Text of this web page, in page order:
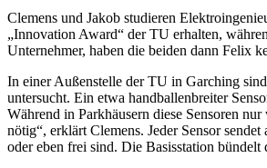
Clemens und Jakob studieren
„Innovation Award“ der TU erhalten,
Unternehmer, haben die beiden dann Felix
In einer Außenstelle der TU in Garching
untersucht. Ein etwa handballenbreiter
Während in Parkhäusern diese Sensoren
nötig“, erklärt Clemens. Jeder Sensor
oder eben frei sind. Die Basisstation